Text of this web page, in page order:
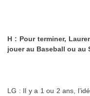
H : Pour terminer,
jouer au Baseball ou au
LG : Il y a 1 ou 2 ans,